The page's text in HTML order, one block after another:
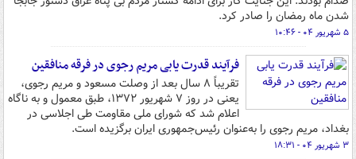
شدن ماه رمضان را صادر کرد.
۵ شهریور ۰۴ - ۱۰:۴۶
فرآیند قدرت یابی مریم رجوی در فرقه منافقین
تقریباً ۸ سال بعد از وصلت مسعود و مریم رجوی،
یعنی در روز ۷ شهریور ۱۳۷۲، طبق معمول و به ناگاه
اعلام شد که شورای ملی مقاومت طی اجلاسی در
بغداد، مریم رجوی را به‌عنوان رئیس‌جمهوری ایران برگزیده است.
۳ شهریور ۰۴ - ۱۸:۳۱